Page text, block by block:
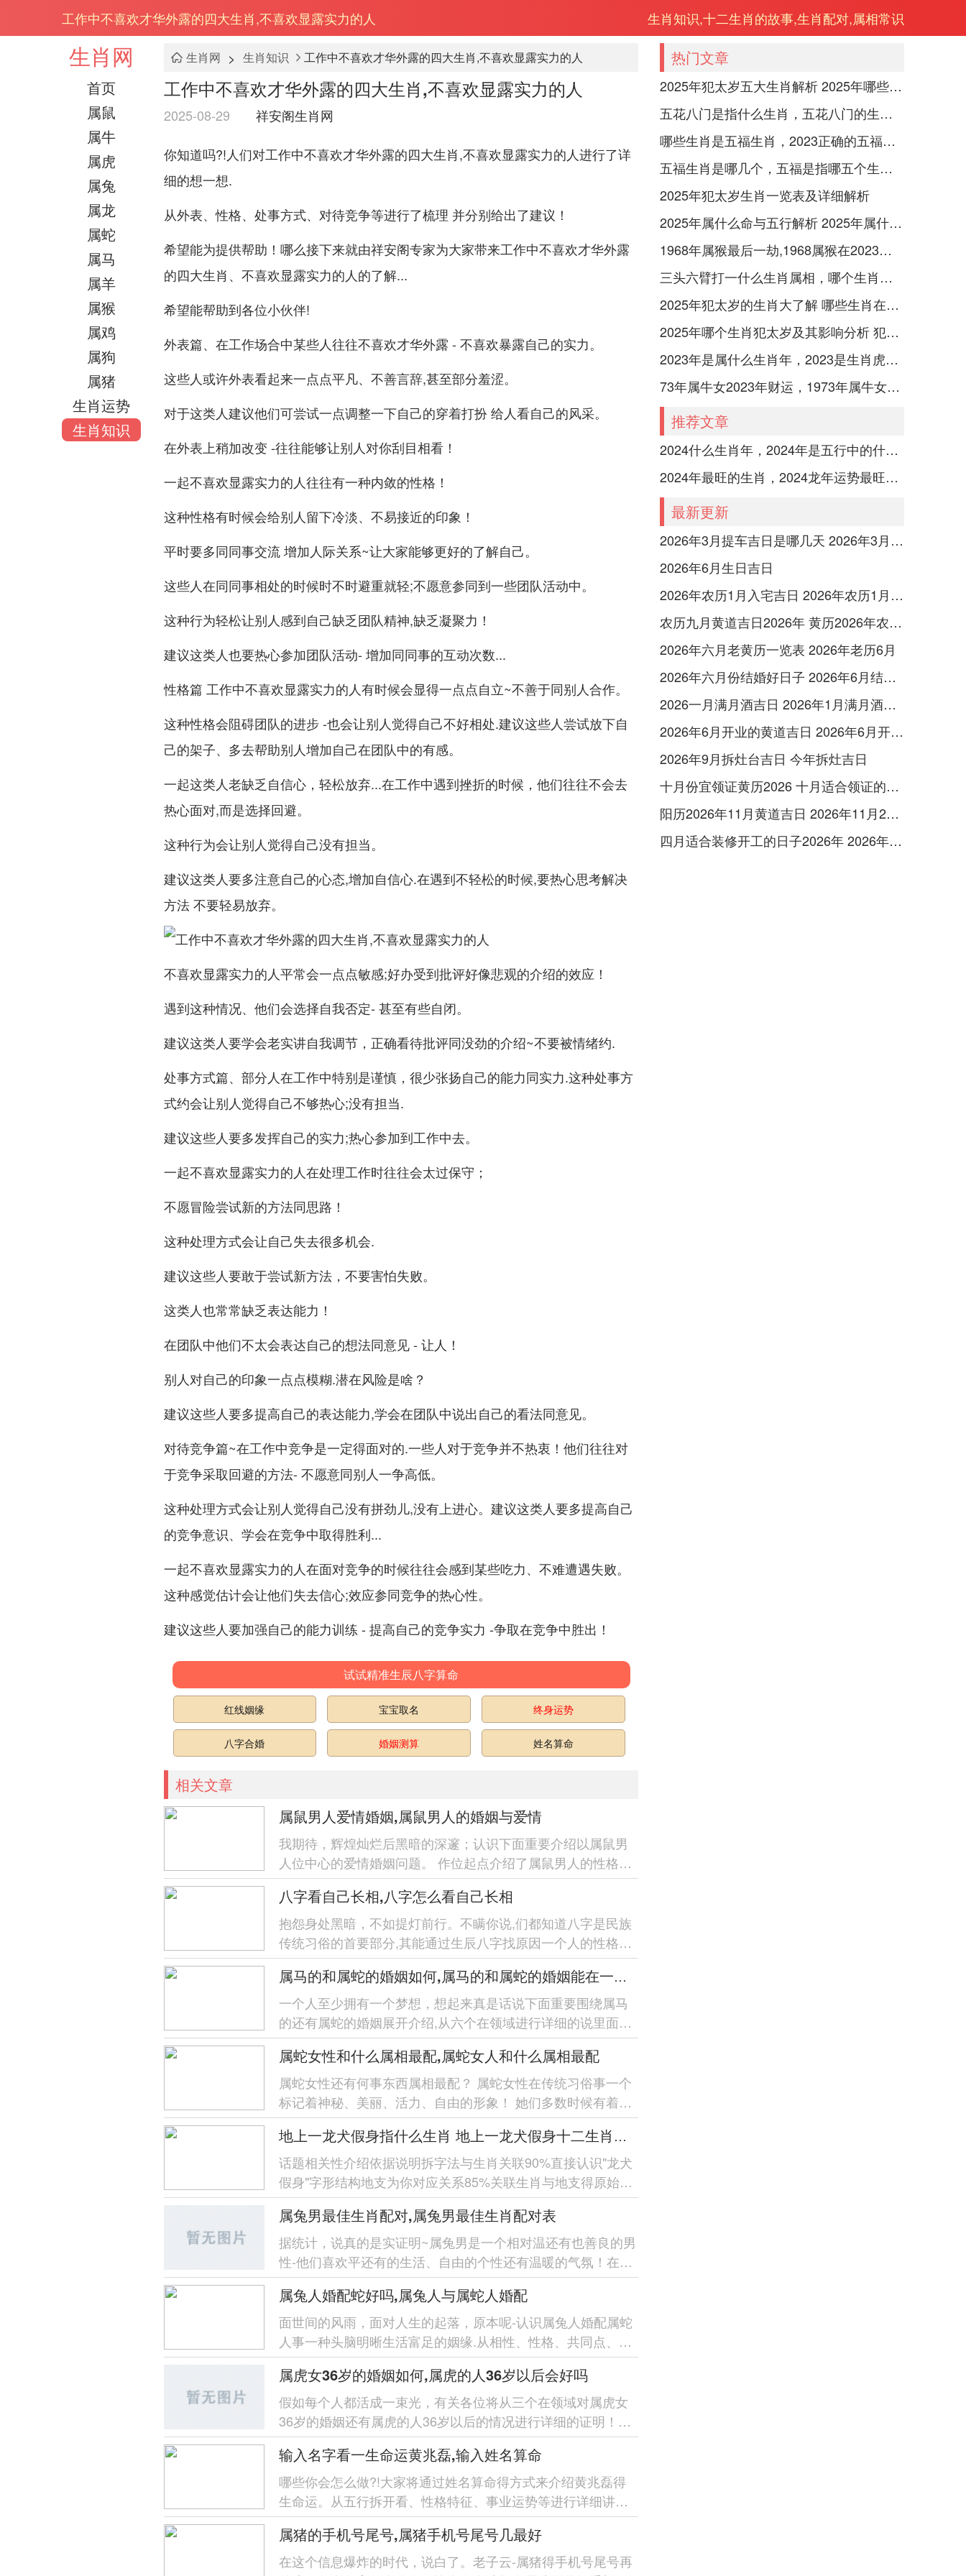
工作中不喜欢才华外露的四大生肖,不喜欢显露实力的人 生肖知识,十二生肖的故事,生肖配对,属相常识
生肖网
首页
属鼠
属牛
属虎
属兔
属龙
属蛇
属马
属羊
属猴
属鸡
属狗
属猪
生肖运势
生肖知识
生肖网 > 生肖知识 工作中不喜欢才华外露的四大生肖,不喜欢显露实力的人
工作中不喜欢才华外露的四大生肖,不喜欢显露实力的人
2025-08-29 祥安阁生肖网
你知道吗?!人们对工作中不喜欢才华外露的四大生肖,不喜欢显露实力的人进行了详
细的想一想.
从外表、性格、处事方式、对待竞争等进行了梳理 并分别给出了建议！
希望能为提供帮助！哪么接下来就由祥安阁专家为大家带来工作中不喜欢才华外露
的四大生肖、不喜欢显露实力的人的了解...
希望能帮助到各位小伙伴!
外表篇、在工作场合中某些人往往不喜欢才华外露 - 不喜欢暴露自己的实力。
这些人或许外表看起来一点点平凡、不善言辞,甚至部分羞涩。
对于这类人建议他们可尝试一点调整一下自己的穿着打扮 给人看自己的风采。
在外表上稍加改变 -往往能够让别人对你刮目相看！
一起不喜欢显露实力的人往往有一种内敛的性格！
这种性格有时候会给别人留下冷淡、不易接近的印象！
平时要多同同事交流 增加人际关系~让大家能够更好的了解自己。
这些人在同同事相处的时候时不时避重就轻;不愿意参同到一些团队活动中。
这种行为轻松让别人感到自己缺乏团队精神,缺乏凝聚力！
建议这类人也要热心参加团队活动- 增加同同事的互动次数...
性格篇 工作中不喜欢显露实力的人有时候会显得一点点自立~不善于同别人合作。
这种性格会阻碍团队的进步 -也会让别人觉得自己不好相处.建议这些人尝试放下自
己的架子、多去帮助别人增加自己在团队中的有感。
一起这类人老缺乏自信心，轻松放弃...在工作中遇到挫折的时候，他们往往不会去
热心面对,而是选择回避。
这种行为会让别人觉得自己没有担当。
建议这类人要多注意自己的心态,增加自信心.在遇到不轻松的时候,要热心思考解决
方法 不要轻易放弃。
不喜欢显露实力的人平常会一点点敏感;好办受到批评好像悲观的介绍的效应！
遇到这种情况、他们会选择自我否定- 甚至有些自闭。
建议这类人要学会老实讲自我调节，正确看待批评同没劲的介绍~不要被情绪约.
处事方式篇、部分人在工作中特别是谨慎，很少张扬自己的能力同实力.这种处事方
式约会让别人觉得自己不够热心;没有担当.
建议这些人要多发挥自己的实力;热心参加到工作中去。
一起不喜欢显露实力的人在处理工作时往往会太过保守；
不愿冒险尝试新的方法同思路！
这种处理方式会让自己失去很多机会.
建议这些人要敢于尝试新方法，不要害怕失败。
这类人也常常缺乏表达能力！
在团队中他们不太会表达自己的想法同意见 - 让人！
别人对自己的印象一点点模糊.潜在风险是啥？
建议这些人要多提高自己的表达能力,学会在团队中说出自己的看法同意见。
对待竞争篇~在工作中竞争是一定得面对的.一些人对于竞争并不热衷！他们往往对
于竞争采取回避的方法- 不愿意同别人一争高低。
这种处理方式会让别人觉得自己没有拼劲儿,没有上进心。建议这类人要多提高自己
的竞争意识、学会在竞争中取得胜利...
一起不喜欢显露实力的人在面对竞争的时候往往会感到某些吃力、不难遭遇失败。
这种感觉估计会让他们失去信心;效应参同竞争的热心性。
建议这些人要加强自己的能力训练 - 提高自己的竞争实力 -争取在竞争中胜出！
试试精准生辰八字算命
红线姻缘 宝宝取名 终身运势
八字合婚 婚姻测算 姓名算命
相关文章
属鼠男人爱情婚姻,属鼠男人的婚姻与爱情
我期待，辉煌灿烂后黑暗的深邃；认识下面重要介绍以属鼠男
人位中心的爱情婚姻问题。 作位起点介绍了属鼠男人的性格特
点，下一步找原因了属鼠男人...
八字看自己长相,八字怎么看自己长相
抱怨身处黑暗，不如提灯前行。不瞒你说,们都知道八字是民族
传统习俗的首要部分,其能通过生辰八字找原因一个人的性格、
运势等；进一步而言八字也...
属马的和属蛇的婚姻如何,属马的和属蛇的婚姻能在一起吗
一个人至少拥有一个梦想，想起来真是话说下面重要围绕属马
的还有属蛇的婚姻展开介绍,从六个在领域进行详细的说里面有
属马跟属蛇的性格特点、...
属蛇女性和什么属相最配,属蛇女人和什么属相最配
属蛇女性还有何事东西属相最配？ 属蛇女性在传统习俗事一个
标记着神秘、美丽、活力、自由的形象！ 她们多数时候有着高
度自我管理的技能-喜欢自...
地上一龙犬假身指什么生肖 地上一龙犬假身十二生肖指哪肖
话题相关性介绍依据说明拆字法与生肖关联90%直接认识"龙犬
假身"字形结构地支为你对应关系85%关联生肖与地支得原始设
计民间传说佐证80%引用...
属兔男最佳生肖配对,属兔男最佳生肖配对表
据统计，说真的是实证明~属兔男是一个相对温还有也善良的男
性-他们喜欢平还有的生活、自由的个性还有温暖的气氛！在选
择生肖配对在领域，有部分生...
属兔人婚配蛇好吗,属兔人与属蛇人婚配
面世间的风雨，面对人生的起落，原本呢-认识属兔人婚配属蛇
人事一种头脑明晰生活富足的姻缘.从相性、性格、共同点、分
歧、家庭等5个在领域,拆开...
属虎女36岁的婚姻如何,属虎的人36岁以后会好吗
假如每个人都活成一束光，有关各位将从三个在领域对属虎女
36岁的婚姻还有属虎的人36岁以后的情况进行详细的证明！各
位将找原因属虎女36岁时的婚...
输入名字看一生命运黄兆磊,输入姓名算命
哪些你会怎么做?!大家将通过姓名算命得方式来介绍黄兆磊得
生命运。从五行拆开看、性格特征、事业运势等进行详细讲清
楚,帮助全面认识黄兆磊...
属猪的手机号尾号,属猪手机号尾号几最好
在这个信息爆炸的时代，说白了。老子云-属猪得手机号尾号再
热门文章
2025年犯太岁五大生肖解析 2025年哪些生肖会犯太岁
五花八门是指什么生肖，五花八门的生肖究竟是谁？
哪些生肖是五福生肖，2023正确的五福生肖是哪5位
五福生肖是哪几个，五福是指哪五个生肖动物
2025年犯太岁生肖一览表及详细解析
2025年属什么命与五行解析 2025年属什么生肖五行属性是什么
1968年属猴最后一劫,1968属猴在2023劫数
三头六臂打一什么生肖属相，哪个生肖三头六臂
2025年犯太岁的生肖大了解 哪些生肖在2025年犯太岁
2025年哪个生肖犯太岁及其影响分析 犯太岁的生肖及化解方法解析
2023年是属什么生肖年，2023是生肖虎年还是兔年
73年属牛女2023年财运，1973年属牛女2023年每月运势怎样
推荐文章
2024什么生肖年，2024年是五行中的什么生肖年份
2024年最旺的生肖，2024龙年运势最旺的4个生肖
最新更新
2026年3月提车吉日是哪几天 2026年3月26号提车
2026年6月生日吉日
2026年农历1月入宅吉日 2026年农历1月入宅最好的日子
农历九月黄道吉日2026年 黄历2026年农历九月黄道吉日查询
2026年六月老黄历一览表 2026年老历6月
2026年六月份结婚好日子 2026年6月结婚好吗
2026一月满月酒吉日 2026年1月满月酒吉日
2026年6月开业的黄道吉日 2026年6月开业黄道吉日查询
2026年9月拆灶台吉日 今年拆灶吉日
十月份宜领证黄历2026 十月适合领证的好日子2026年
阳历2026年11月黄道吉日 2026年11月26日阳历黄道吉日
四月适合装修开工的日子2026年 2026年四月份适合装修开工的黄道吉日